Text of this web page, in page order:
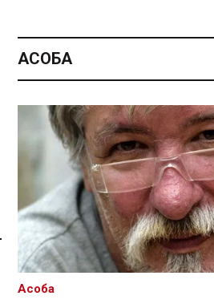
Спасылка без VPN
АСОБА
Асоба